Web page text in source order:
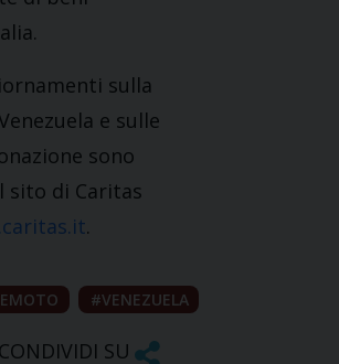
sulla
e sulle
sono
sito di Caritas
.
VENEZUELA
CONDIVIDI SU